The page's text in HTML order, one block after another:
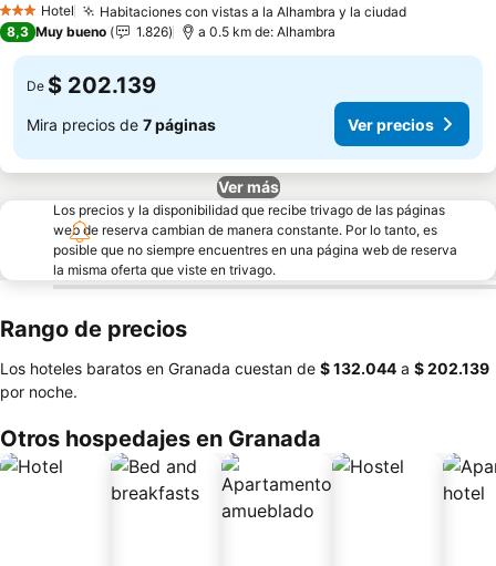
3 Estrellas
Hotel Habitaciones con vistas a la Alhambra y la ciudad
8,3 Muy bueno 1.826 a 0.5 km de: Alhambra
De $ 202.139
Mira precios de 7 páginas Ver precios
Ver más
Los precios y la disponibilidad que recibe trivago de las páginas
web de reserva cambian de manera constante. Por lo tanto, es
posible que no siempre encuentres en una página web de reserva
la misma oferta que viste en trivago.
Rango de precios
Los hoteles baratos en Granada cuestan de ‎$ 132.044 a ‎$ 202.139
por noche.
Otros hospedajes en Granada